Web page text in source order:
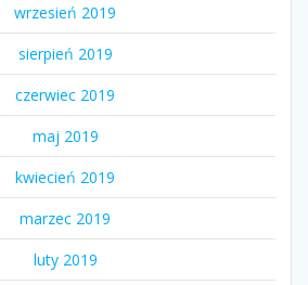
wrzesień 2019
sierpień 2019
czerwiec 2019
maj 2019
kwiecień 2019
marzec 2019
luty 2019